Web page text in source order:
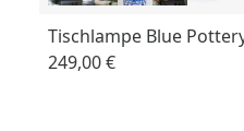
Tischlampe Blue
249,00 €